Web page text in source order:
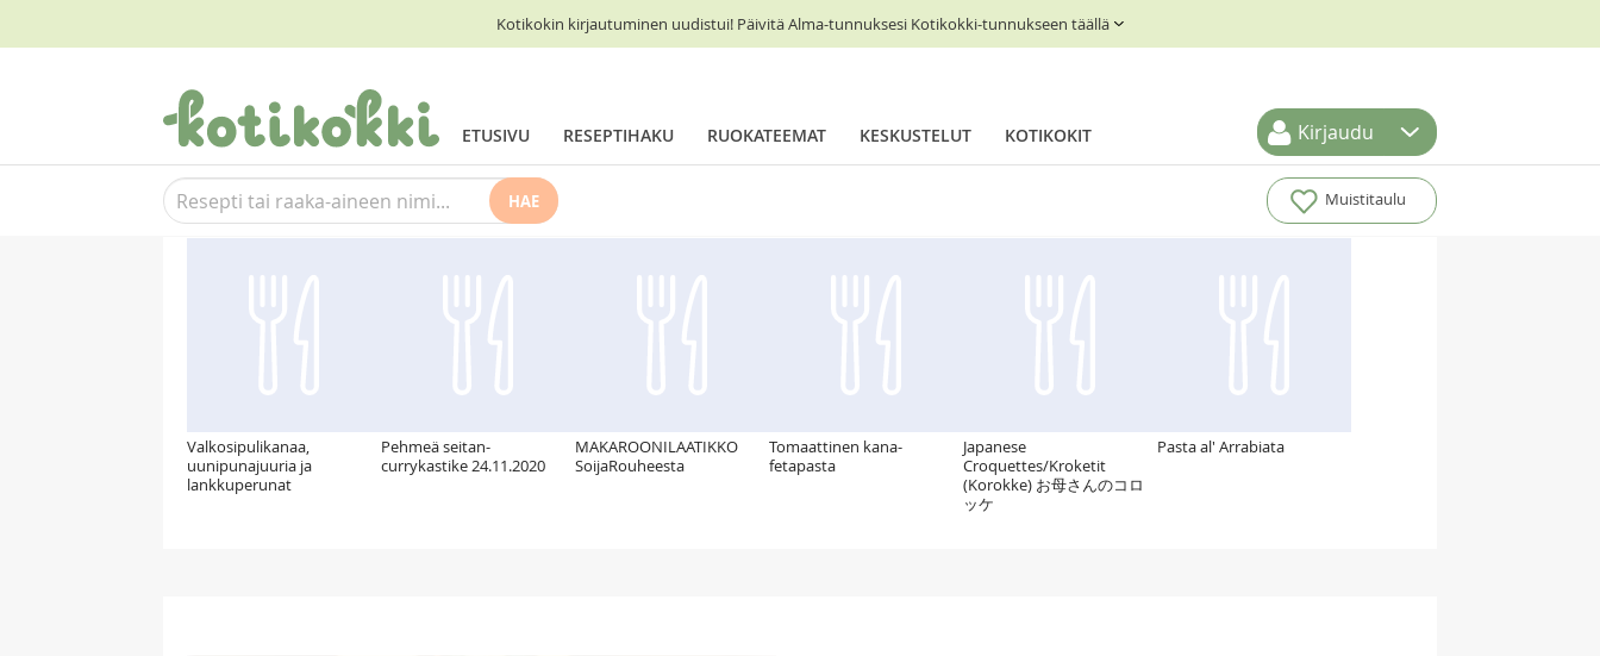
Kotikokin kirjautuminen uudistui! Päivitä Alma-tunnuksesi Kotikokki-tunnukseen täällä
ETUSIVU RESEPTIHAKU RUOKATEEMAT KESKUSTELUT KOTIKOKIT Kirjaudu
HAE Muistitaulu
Suosittelemme myös
Valkosipulikanaa,
uunipunajuuria ja
lankkuperunat
Pehmeä seitan-
currykastike 24.11.2020
MAKAROONILAATIKKO
SoijaRouheesta
Tomaattinen kana-
fetapasta
Japanese
Croquettes/Kroketit
(Korokke) お母さんのコロ
ッケ
Pasta al' Arrabiata